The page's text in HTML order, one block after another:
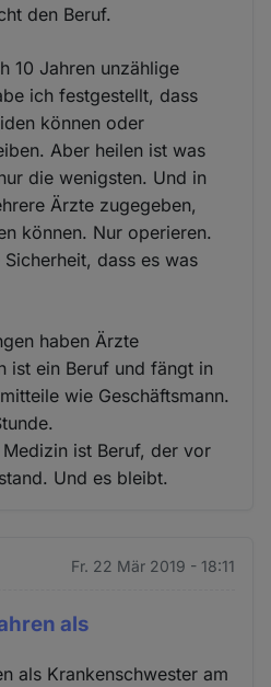
den Beruf.
10 Jahren unzählige
ich festgestellt, dass
können oder
Aber heilen ist was
die wenigsten. Und in
Ärzte zugegeben,
können. Nur operieren.
dass es was
haben Ärzte
ist ein Beruf und fängt in
wie Geschäftsmann.
ist Beruf, der vor
Und es bleibt.
Fr. 22 Mär 2019 - 18:11
als
als Krankenschwester am